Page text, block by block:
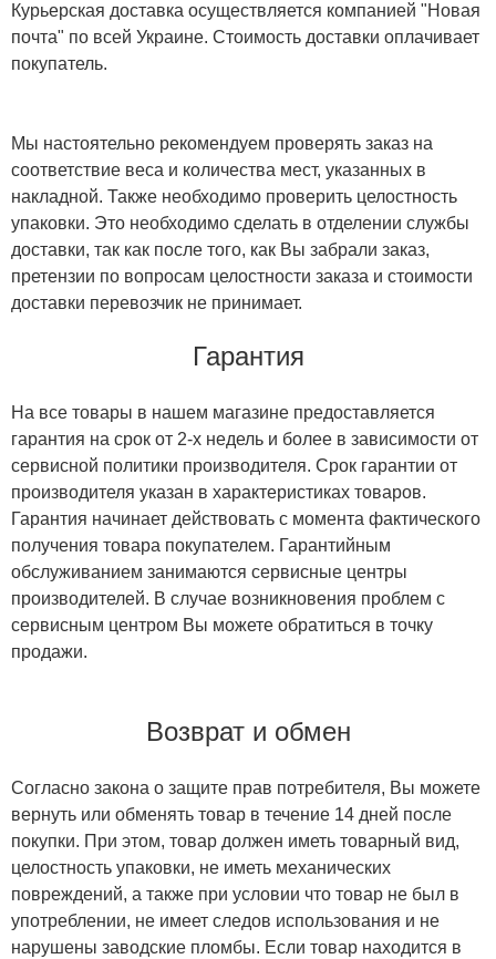
Курьерская доставка осуществляется компанией "Новая
почта" по всей Украине. Стоимость доставки оплачивает
покупатель.
Мы настоятельно рекомендуем проверять заказ на
соответствие веса и количества мест, указанных в
накладной. Также необходимо проверить целостность
упаковки. Это необходимо сделать в отделении службы
доставки, так как после того, как Вы забрали заказ,
претензии по вопросам целостности заказа и стоимости
доставки перевозчик не принимает.
Гарантия
На все товары в нашем магазине предоставляется
гарантия на срок от 2-х недель и более в зависимости от
сервисной политики производителя. Срок гарантии от
производителя указан в характеристиках товаров.
Гарантия начинает действовать с момента фактического
получения товара покупателем. Гарантийным
обслуживанием занимаются сервисные центры
производителей. В случае возникновения проблем с
сервисным центром Вы можете обратиться в точку
продажи.
Возврат и обмен
Согласно закона о защите прав потребителя, Вы можете
вернуть или обменять товар в течение 14 дней после
покупки. При этом, товар должен иметь товарный вид,
целостность упаковки, не иметь механических
повреждений, а также при условии что товар не был в
употреблении, не имеет следов использования и не
нарушены заводские пломбы. Если товар находится в